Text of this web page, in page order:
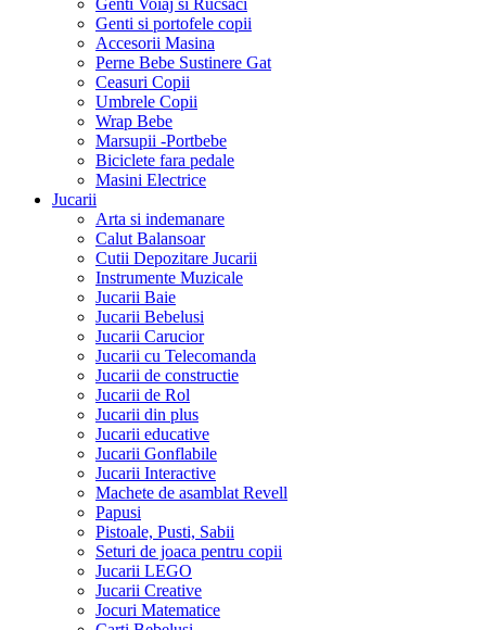
Genti Voiaj si Rucsaci
Genti si portofele copii
Accesorii Masina
Perne Bebe Sustinere Gat
Ceasuri Copii
Umbrele Copii
Wrap Bebe
Marsupii -Portbebe
Biciclete fara pedale
Masini Electrice
Jucarii
Arta si indemanare
Calut Balansoar
Cutii Depozitare Jucarii
Instrumente Muzicale
Jucarii Baie
Jucarii Bebelusi
Jucarii Carucior
Jucarii cu Telecomanda
Jucarii de constructie
Jucarii de Rol
Jucarii din plus
Jucarii educative
Jucarii Gonflabile
Jucarii Interactive
Machete de asamblat Revell
Papusi
Pistoale, Pusti, Sabii
Seturi de joaca pentru copii
Jucarii LEGO
Jucarii Creative
Jocuri Matematice